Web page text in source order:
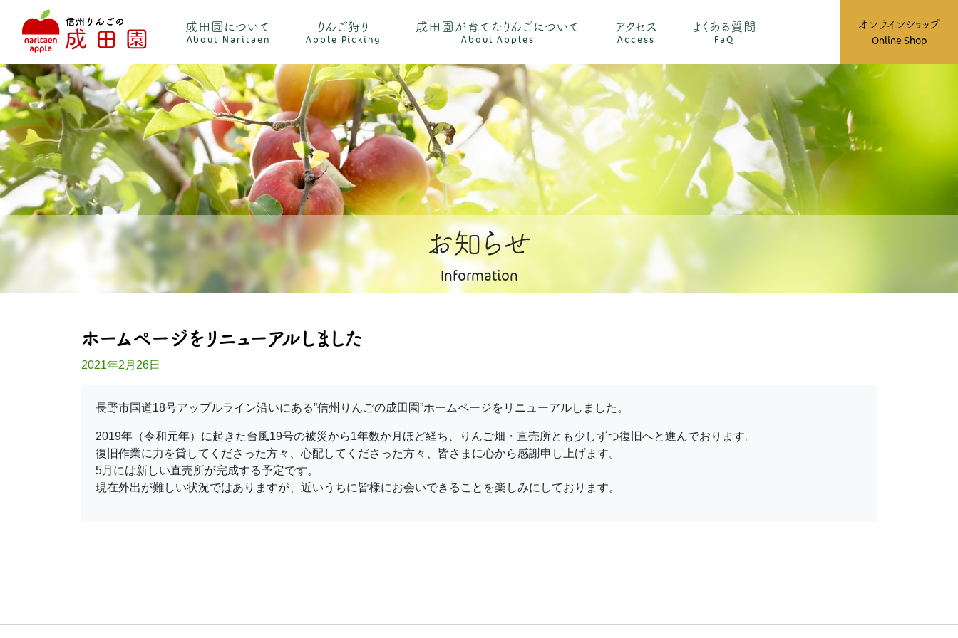
成田園について
About Naritaen
りんご狩り
Apple Picking
成田園が育てたりんごについて
About Apples
アクセス
Access
よくある質問
FaQ
オンラインショップ
Online Shop
お知らせ
Information
ホームページをリニューアルしました
2021年2月26日
長野市国道18号アップルライン沿いにある”信州りんごの成田園”ホームページをリニューアルしました。
2019年（令和元年）に起きた台風19号の被災から1年数か月ほど経ち、りんご畑・直売所とも少しずつ復旧へと進んでおります。
復旧作業に力を貸してくださった方々、心配してくださった方々、皆さまに心から感謝申し上げます。
5月には新しい直売所が完成する予定です。
現在外出が難しい状況ではありますが、近いうちに皆様にお会いできることを楽しみにしております。